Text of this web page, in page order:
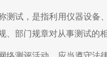
测试，是指利用仪器设备
、部门规章对从事测试的